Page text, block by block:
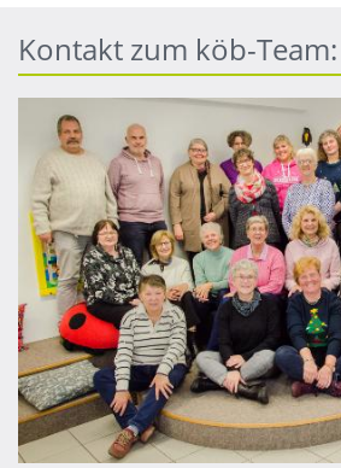
Kontakt zum köb-Team: